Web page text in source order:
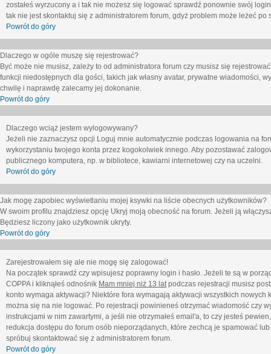
zostałeś wyrzucony a i tak nie możesz się logować sprawdź ponownie swój
tak nie jest skontaktuj się z administratorem forum, gdyż problem może leżeć po
Powrót do góry
Dlaczego w ogóle muszę się rejestrować?
Być może nie musisz, zależy to od administratora forum czy musisz się
funkcji niedostępnych dla gości, takich jak własny avatar, prywatne wiadomości,
chwilę i naprawdę zalecamy jej dokonanie.
Powrót do góry
Dlaczego wciąż jestem wylogowywany?
Jeżeli nie zaznaczysz opcji Loguj mnie automatycznie podczas logowania na
wykorzystaniu twojego konta przez kogokolwiek innego. Aby pozostawać
publicznego komputera, np. w bibliotece, kawiarni internetowej czy na uczelni.
Powrót do góry
Jak mogę zapobiec wyświetlaniu mojej ksywki na liście obecnych użytkowników?
W swoim profilu znajdziesz opcję Ukryj moją obecność na forum. Jeżeli ją
Będziesz liczony jako użytkownik ukryty.
Powrót do góry
Zarejestrowałem się ale nie mogę się zalogować!
Na początek sprawdź czy wpisujesz poprawny login i hasło. Jeżeli te są w
COPPA i kliknąłeś odnośnik Mam mniej niż 13 latpodczas rejestracji musisz
konto wymaga aktywacji? Niektóre fora wymagają aktywacji wszystkich
można się na nie logować. Po rejestracji powinieneś otrzymać wiadomość czy
instrukcjami w nim zawartymi, a jeśli nie otrzymałeś email'a, to czy jesteś
redukcja dostępu do forum osób nieporządanych, które zechcą je spamować
spróbuj skontaktować się z administratorem forum.
Powrót do góry